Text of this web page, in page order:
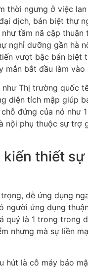
thời ngưng ở việc
dịch, bán biệt thự
tầm nã cập
nghỉ dưỡng gần hà
vượt bậc bán biệt
bắt đầu làm vào
Thị trường quốc
diện tích mập giúp
đứng của nó như
nội phụ thuộc sự trợ
thiết
dễ ứng dụng
ứng dụng
là 1 trong trong
nhưng mà sự liền
là cỗ máy bảo